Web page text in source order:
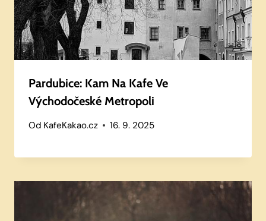
Pardubice: Kam Na Kafe Ve
Východočeské Metropoli
Od KafeKakao.cz 16. 9. 2025